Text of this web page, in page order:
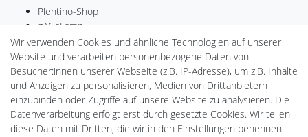
Plentino-Shop
gAGaLamp
Drohnenstore24
MeinUSB
Batteriespeicher
PlentiSolar
Gebrauchtlicht
Ledkauf
DEYESOLAR
Wir verwenden Cookies und ähnliche Technologien auf unserer
Website und verarbeiten personenbezogene Daten von
Besucher:innen unserer Webseite (z.B. IP-Adresse), um z.B. Inhalte
und Anzeigen zu personalisieren, Medien von Drittanbietern
einzubinden oder Zugriffe auf unsere Website zu analysieren. Die
Datenverarbeitung erfolgt erst durch gesetzte Cookies. Wir teilen
diese Daten mit Dritten, die wir in den Einstellungen benennen.